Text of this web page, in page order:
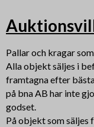
Pallar och kragar
Alla objekt säljes i
framtagna efter
på bna AB har inte
godset.
På objekt som säljes